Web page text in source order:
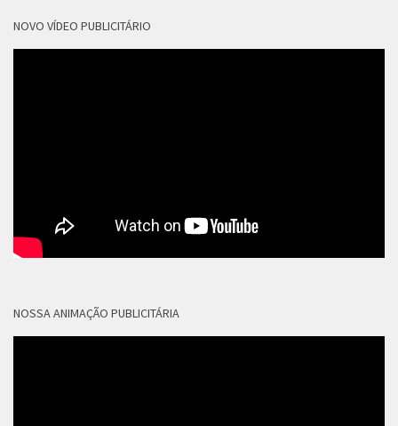
NOVO VÍDEO PUBLICITÁRIO
NOSSA ANIMAÇÃO PUBLICITÁRIA